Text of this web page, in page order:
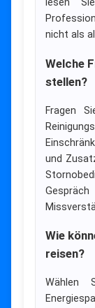
lesen
nicht als
Welche
stellen?
Fragen
und
Wie
reisen?
Wählen